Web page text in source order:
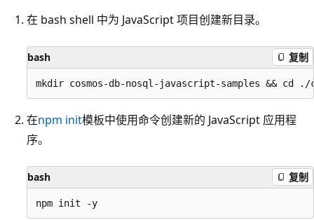
在 bash shell 中为 JavaScript 项目创建新目录。
bash 复制
在npm init模板中使用命令创建新的 JavaScript 应用程
序。
bash 复制